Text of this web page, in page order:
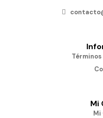
Mi
Mi